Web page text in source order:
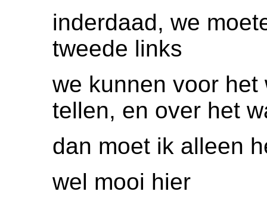
inderdaad, we
tweede links
we kunnen voor
tellen, en over het
dan moet ik alleen
wel mooi hier